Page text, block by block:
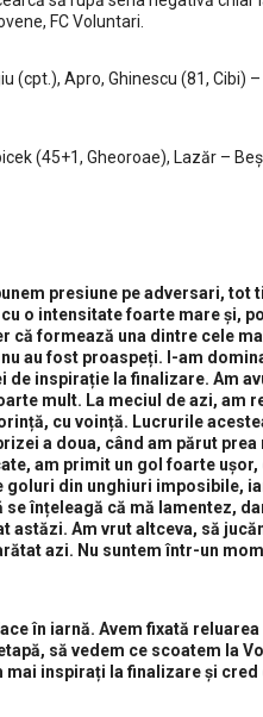
FC Voluntari.
(cpt.), Apro, Ghinescu (81, Cibi)
(45+1, Gheoroae), Lazăr –
presiune pe adversari, tot
o intensitate foarte mare și,
formează una dintre cele
au fost proaspeți. I-am
inspirație la finalizare. Am
mult. La meciul de azi, am
cu voință. Lucrurile
a doua, când am părut
am primit un gol foarte
din unghiuri imposibile,
înțeleagă că mă lamentez,
Am vrut altceva, să
azi. Nu suntem într-un
în iarnă. Avem fixată
să vedem ce scoatem la
inspirați la finalizare și